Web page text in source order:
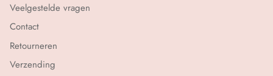
Veelgestelde vragen
Contact
Retourneren
Verzending